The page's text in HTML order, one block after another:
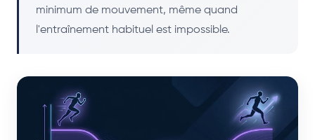
minimum de mouvement, même quand
l'entraînement habituel est impossible.